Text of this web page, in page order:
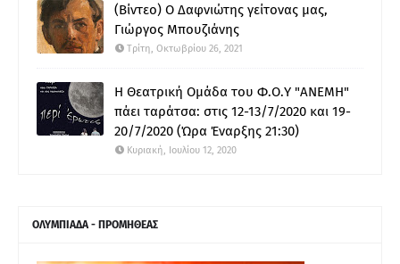
(Βίντεο) Ο Δαφνιώτης γείτονας μας,
Γιώργος Μπουζιάνης
Τρίτη, Οκτωβρίου 26, 2021
Η Θεατρική Ομάδα του Φ.Ο.Υ "ΑΝΕΜΗ"
πάει ταράτσα: στις 12-13/7/2020 και 19-
20/7/2020 (Ώρα Έναρξης 21:30)
Κυριακή, Ιουλίου 12, 2020
ΟΛΥΜΠΙΑΔΑ - ΠΡΟΜΗΘΕΑΣ